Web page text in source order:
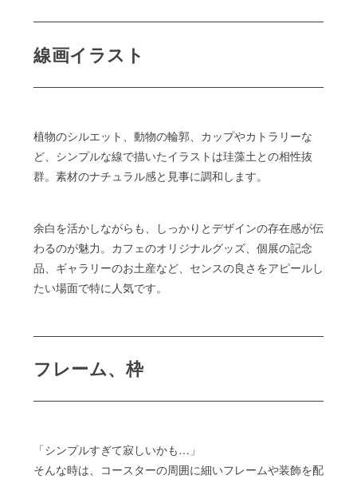
線画イラスト
植物のシルエット、動物の輪郭、カップやカトラリーな
ど、シンプルな線で描いたイラストは珪藻土との相性抜
群。素材のナチュラル感と見事に調和します。
余白を活かしながらも、しっかりとデザインの存在感が伝
わるのが魅力。カフェのオリジナルグッズ、個展の記念
品、ギャラリーのお土産など、センスの良さをアピールし
たい場面で特に人気です。
フレーム、枠
「シンプルすぎて寂しいかも…」
そんな時は、コースターの周囲に細いフレームや装飾を配